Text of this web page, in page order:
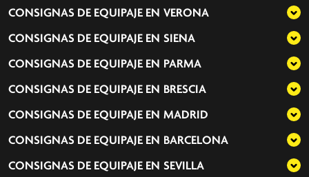
CONSIGNAS DE EQUIPAJE EN VERONA
CONSIGNAS DE EQUIPAJE EN SIENA
CONSIGNAS DE EQUIPAJE EN PARMA
CONSIGNAS DE EQUIPAJE EN BRESCIA
CONSIGNAS DE EQUIPAJE EN MADRID
CONSIGNAS DE EQUIPAJE EN BARCELONA
CONSIGNAS DE EQUIPAJE EN SEVILLA